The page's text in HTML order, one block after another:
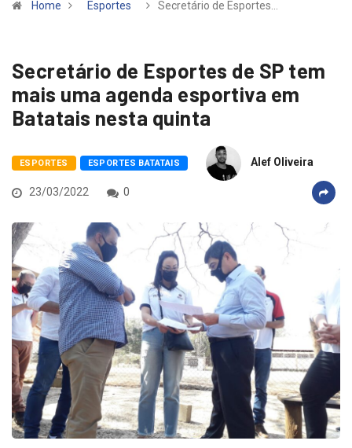
Home Esportes Secretário de Esportes…
Secretário de Esportes de SP tem
mais uma agenda esportiva em
Batatais nesta quinta
ESPORTES ESPORTES BATATAIS Alef Oliveira
23/03/2022 0